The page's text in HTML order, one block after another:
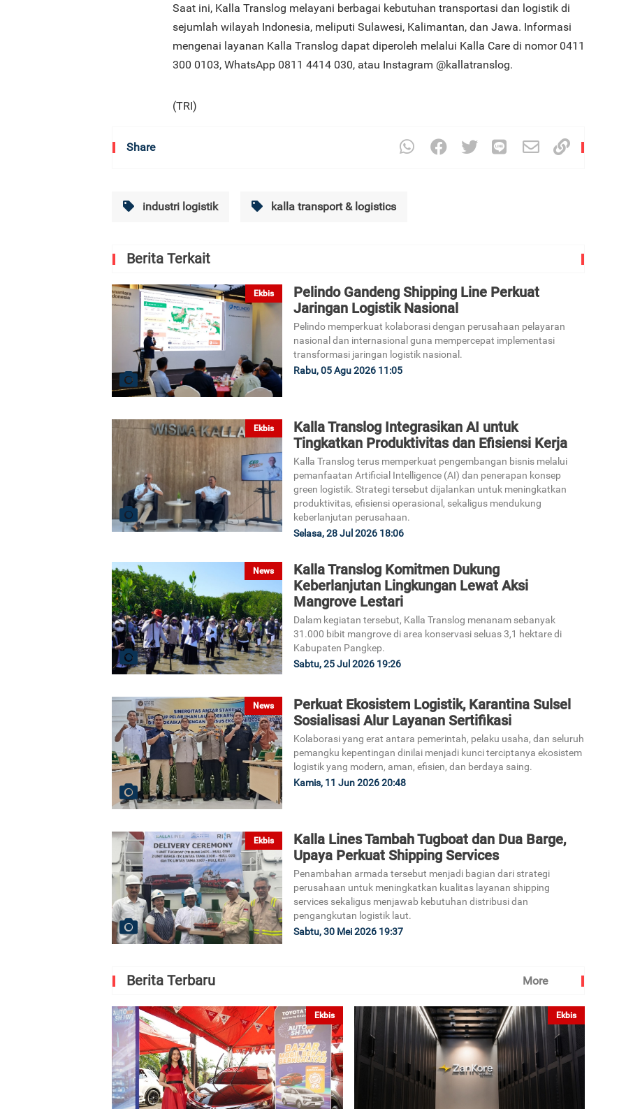
Saat ini, Kalla Translog melayani berbagai kebutuhan transportasi dan logistik di
sejumlah wilayah Indonesia, meliputi Sulawesi, Kalimantan, dan Jawa. Informasi
mengenai layanan Kalla Translog dapat diperoleh melalui Kalla Care di nomor 0411
300 0103, WhatsApp 0811 4414 030, atau Instagram @kallatranslog.
(TRI)
Share
industri logistik kalla transport & logistics
Berita Terkait
Ekbis
Pelindo Gandeng Shipping Line Perkuat
Jaringan Logistik Nasional
Pelindo memperkuat kolaborasi dengan perusahaan pelayaran
nasional dan internasional guna mempercepat implementasi
transformasi jaringan logistik nasional.
Rabu, 05 Agu 2026 11:05
Ekbis
Kalla Translog Integrasikan AI untuk
Tingkatkan Produktivitas dan Efisiensi Kerja
Kalla Translog terus memperkuat pengembangan bisnis melalui
pemanfaatan Artificial Intelligence (AI) dan penerapan konsep
green logistik. Strategi tersebut dijalankan untuk meningkatkan
produktivitas, efisiensi operasional, sekaligus mendukung
keberlanjutan perusahaan.
Selasa, 28 Jul 2026 18:06
News
Kalla Translog Komitmen Dukung
Keberlanjutan Lingkungan Lewat Aksi
Mangrove Lestari
Dalam kegiatan tersebut, Kalla Translog menanam sebanyak
31.000 bibit mangrove di area konservasi seluas 3,1 hektare di
Kabupaten Pangkep.
Sabtu, 25 Jul 2026 19:26
News
Perkuat Ekosistem Logistik, Karantina Sulsel
Sosialisasi Alur Layanan Sertifikasi
Kolaborasi yang erat antara pemerintah, pelaku usaha, dan seluruh
pemangku kepentingan dinilai menjadi kunci terciptanya ekosistem
logistik yang modern, aman, efisien, dan berdaya saing.
Kamis, 11 Jun 2026 20:48
Ekbis
Kalla Lines Tambah Tugboat dan Dua Barge,
Upaya Perkuat Shipping Services
Penambahan armada tersebut menjadi bagian dari strategi
perusahaan untuk meningkatkan kualitas layanan shipping
services sekaligus menjawab kebutuhan distribusi dan
pengangkutan logistik laut.
Sabtu, 30 Mei 2026 19:37
Berita Terbaru More
Ekbis Ekbis